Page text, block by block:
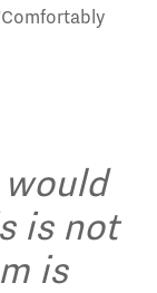
would
is not
is